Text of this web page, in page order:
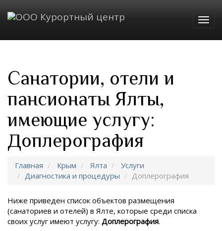
Санатории, отели и
пансионаты Ялты,
имеющие услугу:
Доплерография
Главная Крым Ялта
Услуги
Диагностика и процедуры
Доплерография
Ниже приведен список объектов размещения
(санаториев и отелей) в Ялте, которые среди списка
своих услуг имеют услугу: Доплерография.